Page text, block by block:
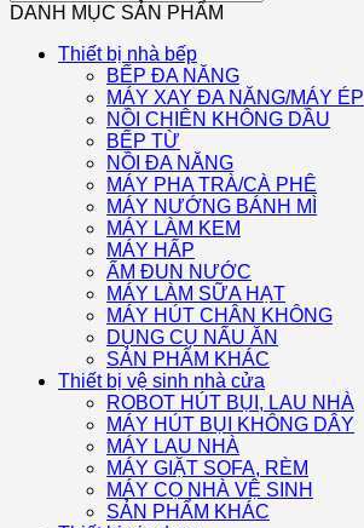
DANH MỤC SẢN PHẨM
Thiết bị nhà bếp
BẾP ĐA NĂNG
MÁY XAY ĐA NĂNG/MÁY ÉP
NỒI CHIÊN KHÔNG DẦU
BẾP TỪ
NỒI ĐA NĂNG
MÁY PHA TRÀ/CÀ PHÊ
MÁY NƯỚNG BÁNH MÌ
MÁY LÀM KEM
MÁY HẤP
ẤM ĐUN NƯỚC
MÁY LÀM SỮA HẠT
MÁY HÚT CHÂN KHÔNG
DỤNG CỤ NẤU ĂN
SẢN PHẨM KHÁC
Thiết bị vệ sinh nhà cửa
ROBOT HÚT BỤI, LAU NHÀ
MÁY HÚT BỤI KHÔNG DÂY
MÁY LAU NHÀ
MÁY GIẶT SOFA, RÈM
MÁY CỌ NHÀ VỆ SINH
SẢN PHẨM KHÁC